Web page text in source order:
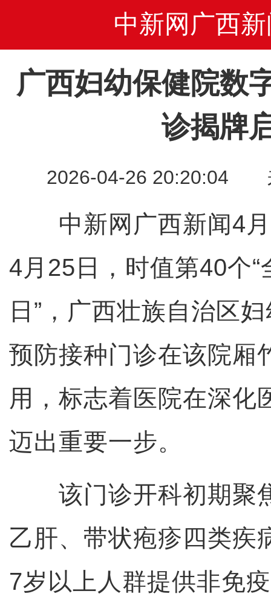
中新网广西新
广西妇幼保健院数
诊揭牌
2026-04-26 20:20:04
中新网广西新闻4月
4月25日，时值第40个
日”，广西壮族自治区
预防接种门诊在该院厢
用，标志着医院在深化
迈出重要一步。
该门诊开科初期聚
乙肝、带状疱疹四类疾
7岁以上人群提供非免